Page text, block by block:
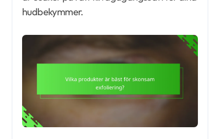
hudbekymmer.